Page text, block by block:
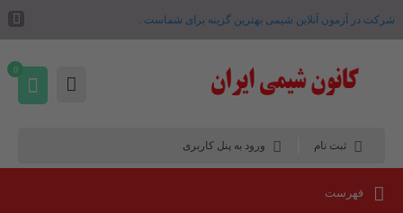
شرکت در آزمون آنلاین شیمی بهترین گزینه برای شماست .
ثبت نام ورود به پنل کاربری
0
فهرست